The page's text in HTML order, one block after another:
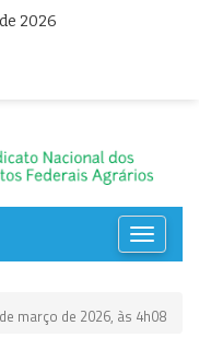
2026
Toggle
março de 2026, às 4h08